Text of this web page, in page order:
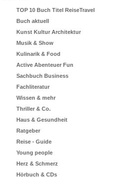
TOP 10 Buch Titel ReiseTravel
Buch aktuell
Kunst Kultur Architektur
Musik & Show
Kulinarik & Food
Active Abenteuer Fun
Sachbuch Business
Fachliteratur
Wissen & mehr
Thriller & Co.
Haus & Gesundheit
Ratgeber
Reise - Guide
Young people
Herz & Schmerz
Hörbuch & CDs